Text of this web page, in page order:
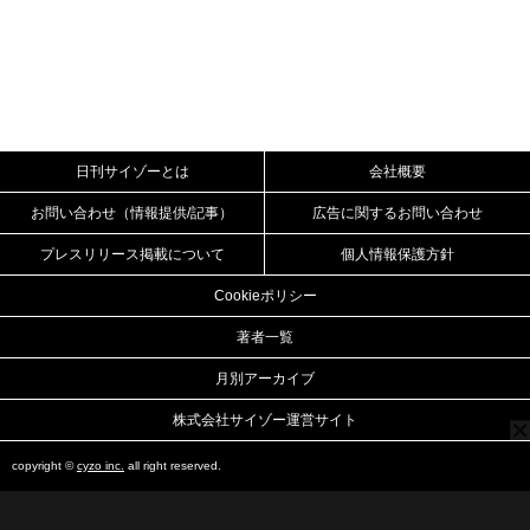
日刊サイゾーとは 会社概要
お問い合わせ（情報提供/記事） 広告に関するお問い合わせ
プレスリリース掲載について 個人情報保護方針
Cookieポリシー
著者一覧
月別アーカイブ
株式会社サイゾー運営サイト
copyright ©cyzo inc. all right reserved.